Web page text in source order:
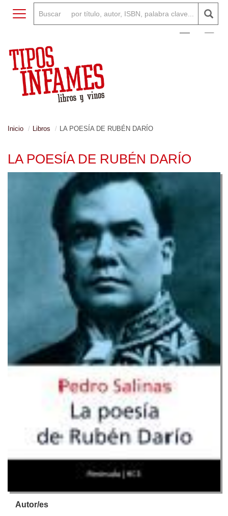
0
Toggle navigation
Inicio Libros LA POESÍA DE RUBÉN DARÍO
LA POESÍA DE RUBÉN DARÍO
Autor/es